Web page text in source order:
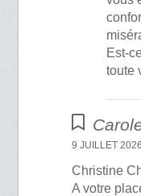
Est-
toute
9 JUILLET
Christine
A votre